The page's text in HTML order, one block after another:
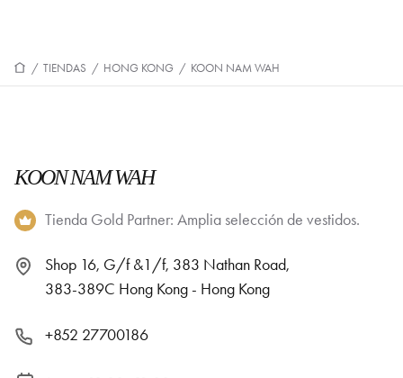
/ TIENDAS / HONG KONG / KOON NAM WAH
KOON NAM WAH
Tienda Gold Partner: Amplia selección de vestidos.
Shop 16, G/f &1/f, 383 Nathan Road,
383-389C Hong Kong - Hong Kong
+852 27700186